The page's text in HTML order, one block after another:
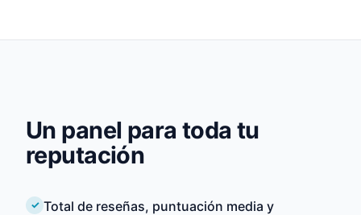
Un panel para toda tu
reputación
Total de reseñas, puntuación media y